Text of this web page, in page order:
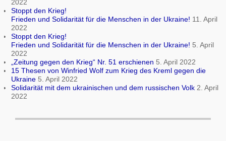
2022
Stoppt den Krieg!
Frieden und Solidarität für die Menschen in der Ukraine! 11. April
2022
Stoppt den Krieg!
Frieden und Solidarität für die Menschen in der Ukraine! 5. April
2022
„Zeitung gegen den Krieg“ Nr. 51 erschienen 5. April 2022
15 Thesen von Winfried Wolf zum Krieg des Kreml gegen die
Ukraine 5. April 2022
Solidarität mit dem ukrainischen und dem russischen Volk 2. April
2022